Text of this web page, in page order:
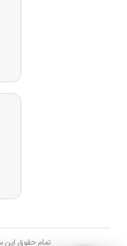
تمام حقوق این